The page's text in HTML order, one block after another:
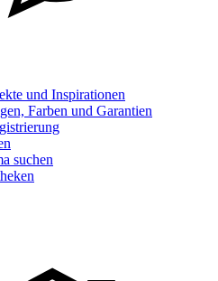
und Inspirationen
Farben und Garantien
suchen